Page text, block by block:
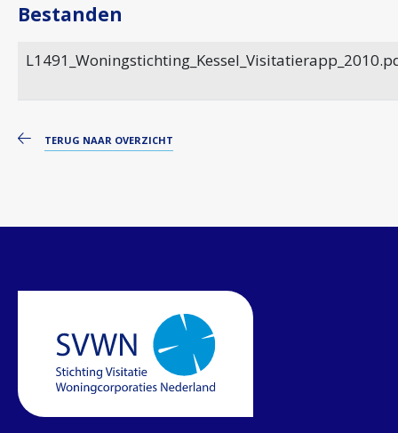
Bestanden
TERUG NAAR OVERZICHT